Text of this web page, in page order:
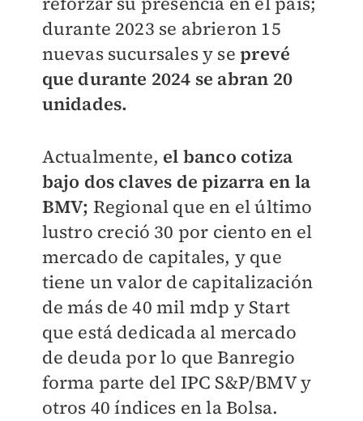
durante 2023 se abrieron 15
nuevas sucursales y seprevé
que durante 2024 se abran 20
unidades.
Actualmente, el banco cotiza
bajo dos claves de pizarra en la
BMV; Regional que en el último
lustro creció 30 por ciento en el
mercado de capitales, y que
tiene un valor de capitalización
de más de 40 mil mdp y Start
que está dedicada al mercado
de deuda por lo que Banregio
forma parte del IPC S&P/BMV y
otros 40 índices en la Bolsa.